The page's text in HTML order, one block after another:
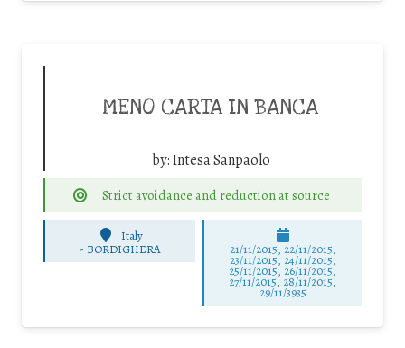
MENO CARTA IN BANCA
by:Intesa Sanpaolo
Strict avoidance and reduction at source
Italy
- BORDIGHERA 21/11/2015, 22/11/2015,
23/11/2015, 24/11/2015,
25/11/2015, 26/11/2015,
27/11/2015, 28/11/2015,
29/11/3935